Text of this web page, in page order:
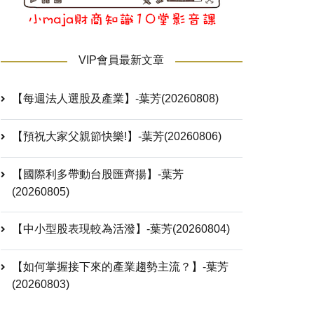
VIP會員最新文章
【每週法人選股及產業】-葉芳(20260808)
【預祝大家父親節快樂!】-葉芳(20260806)
【國際利多帶動台股匯齊揚】-葉芳
(20260805)
【中小型股表現較為活潑】-葉芳(20260804)
【如何掌握接下來的產業趨勢主流？】-葉芳
(20260803)